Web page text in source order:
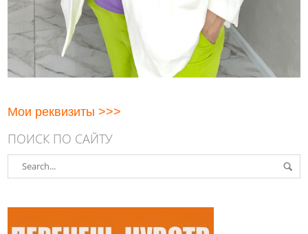
Мои реквизиты >>>
ПОИСК ПО САЙТУ